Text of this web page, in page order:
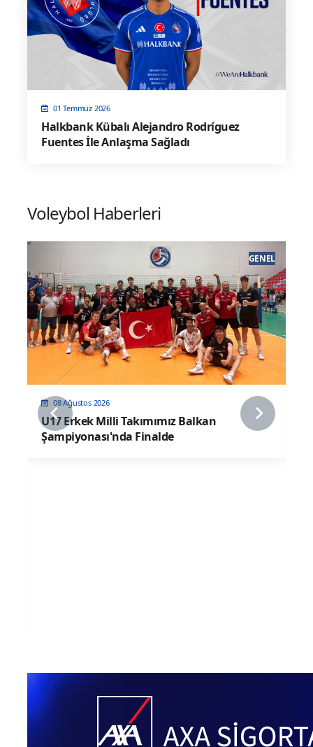
01 Temmuz 2026
Halkbank Kübalı Alejandro Rodríguez
Fuentes İle Anlaşma Sağladı
Voleybol Haberleri
08 Ağustos 2026
U17 Kız Milli Takımımız, ABD'ye 3-0 Mağlup
GENEL